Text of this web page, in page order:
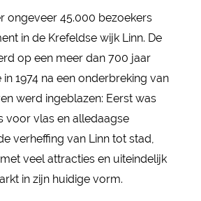
ongeveer 45.000 bezoekers
in de Krefeldse wijk Linn. De
op een meer dan 700 jaar
1974 na een onderbreking van
werd ingeblazen: Eerst was
voor vlas en alledaagse
verheffing van Linn tot stad,
veel attracties en uiteindelijk
in zijn huidige vorm.